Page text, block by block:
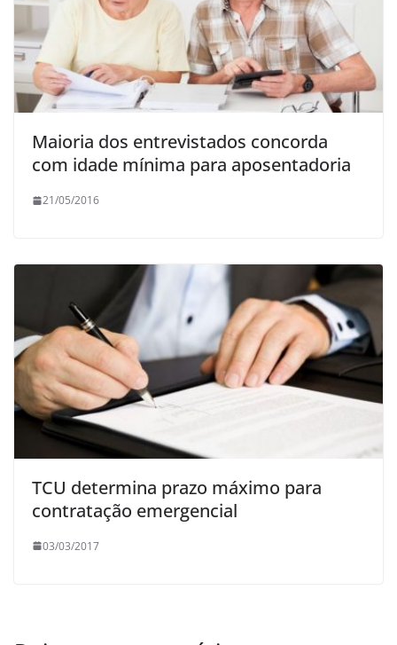
Maioria dos entrevistados concorda
com idade mínima para aposentadoria
21/05/2016
TCU determina prazo máximo para
contratação emergencial
03/03/2017